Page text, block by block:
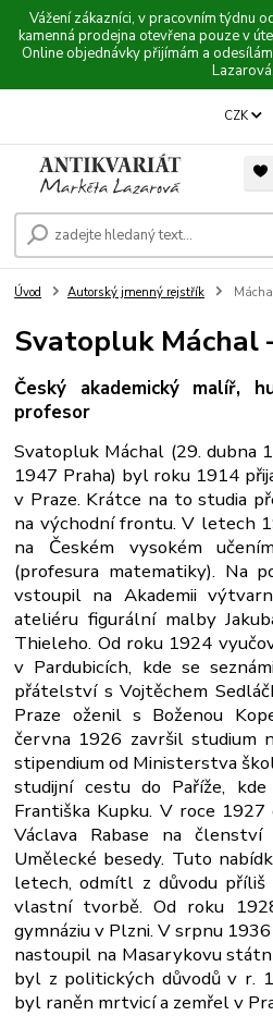
Vážení zákazníci, v pracovním týdnu
kamenná prodejna otevřena pouze v
Online objednávky přijímám a
Lazarová.
CZK
Úvod Autorský jmenný rejstřík
Svatopluk Máchal
Český akademický malíř,
profesor
Svatopluk Máchal (29. dubna
1947 Praha) byl roku 1914
v Praze. Krátce na to studia
na východní frontu. V letech
na Českém vysokém
(profesura matematiky). Na
vstoupil na Akademii
ateliéru figurální malby
Thieleho. Od roku 1924
v Pardubicích, kde se
přátelství s Vojtěchem
Praze oženil s Boženou
června 1926 završil studium
stipendium od Ministerstva
studijní cestu do Paříže,
Františka Kupku. V roce
Václava Rabase na
Umělecké besedy. Tuto
letech, odmítl z důvodu
vlastní tvorbě. Od roku
gymnáziu v Plzni. V srpnu
nastoupil na Masarykovu
byl z politických důvodů v r.
byl raněn mrtvicí a zemřel v